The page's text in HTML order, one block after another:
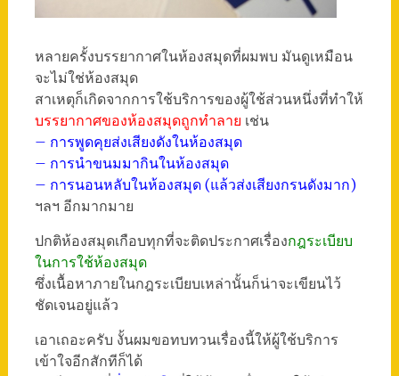
หลายครั้งบรรยากาศในห้องสมุดที่ผมพบ มันดูเหมือน
จะไม่ใช่ห้องสมุด
สาเหตุก็เกิดจากการใช้บริการของผู้ใช้ส่วนหนึ่งที่ทำให้
บรรยากาศของห้องสมุดถูกทำลาย เช่น
– การพูดคุยส่งเสียงดังในห้องสมุด
– การนำขนมมากินในห้องสมุด
– การนอนหลับในห้องสมุด (แล้วส่งเสียงกรนดังมาก)
ฯลฯ อีกมากมาย
ปกติห้องสมุดเกือบทุกที่จะติดประกาศเรื่องกฎระเบียบ
ในการใช้ห้องสมุด
ซึ่งเนื้อหาภายในกฎระเบียบเหล่านั้นก็น่าจะเขียนไว้
ชัดเจนอยู่แล้ว
เอาเถอะครับ งั้นผมขอทบทวนเรื่องนี้ให้ผู้ใช้บริการ
เข้าใจอีกสักทีก็ได้